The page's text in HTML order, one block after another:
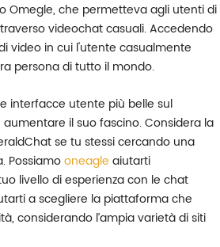
Omegle, che permetteva agli utenti di
videochat casuali. Accedendo
video in cui l'utente casualmente
persona di tutto il mondo.
interfacce utente più belle sul
il suo fascino. Considera la
se tu stessi cercando una
Possiamooneagle aiutarti
livello di esperienza con le chat
a scegliere la piattaforma che
considerando l’ampia varietà di siti